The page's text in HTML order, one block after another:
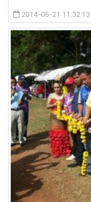
2014-06-21 11:32:13